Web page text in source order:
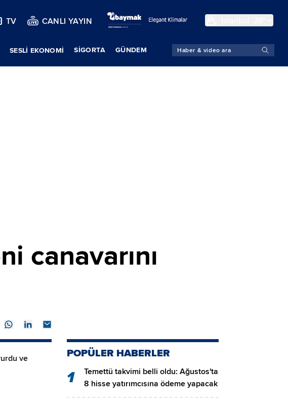
TV CANLI YAYIN
SESLİ EKONOMİ SIGORTA GÜNDEM
canavarını
ve
POPÜLER HABERLER
1
Temettü takvimi belli oldu: Ağustos'ta
8 hisse yatırımcısına ödeme yapacak